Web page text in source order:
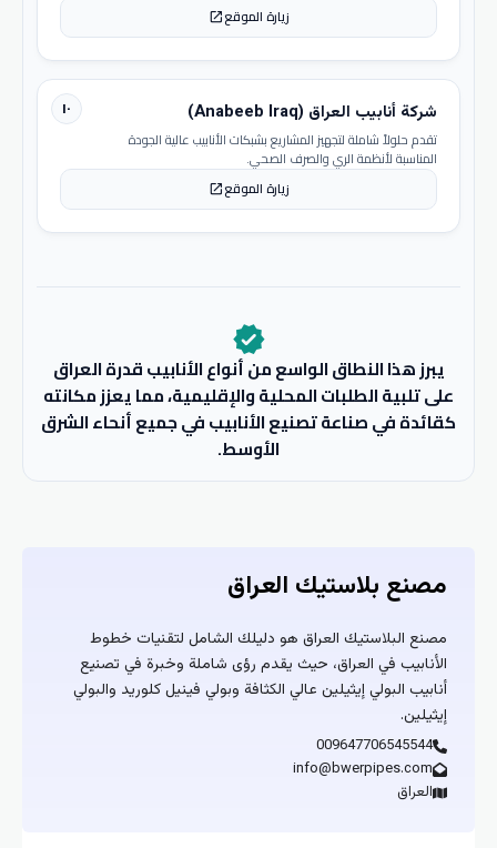
زيارة الموقعopen_in_new
١٠ شركة أنابيب العراق (Anabeeb Iraq)
تقدم حلولاً شاملة لتجهيز المشاريع بشبكات الأنابيب عالية الجودة
المناسبة لأنظمة الري والصرف الصحي.
زيارة الموقعopen_in_new
verified
يبرز هذا النطاق الواسع من أنواع الأنابيب قدرة العراق
على تلبية الطلبات المحلية والإقليمية، مما يعزز مكانته
كقائدة في صناعة تصنيع الأنابيب في جميع أنحاء الشرق
الأوسط.
مصنع بلاستيك العراق
مصنع البلاستيك العراق هو دليلك الشامل لتقنيات خطوط
الأنابيب في العراق، حيث يقدم رؤى شاملة وخبرة في تصنيع
أنابيب البولي إيثيلين عالي الكثافة وبولي فينيل كلوريد والبولي
إيثيلين.
009647706545544
info@bwerpipes.com
العراق